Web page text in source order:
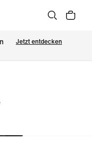
Jetzt entdecken